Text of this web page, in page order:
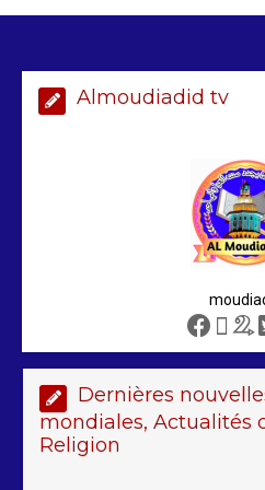
Almoudiadid tv
Dernières
mondiales, Actualités
Religion
2 min
sénégalais
2 min
Sénégal –
poursuivent